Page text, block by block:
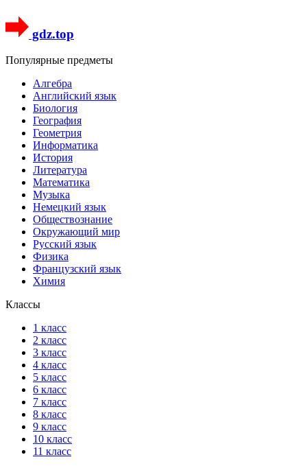
gdz.top
Популярные предметы
Алгебра
Английский язык
Биология
География
Геометрия
Информатика
История
Литература
Математика
Музыка
Немецкий язык
Обществознание
Окружающий мир
Русский язык
Физика
Французский язык
Химия
Классы
1 класс
2 класс
3 класс
4 класс
5 класс
6 класс
7 класс
8 класс
9 класс
10 класс
11 класс